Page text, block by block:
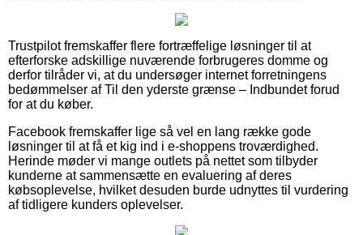
Trustpilot fremskaffer flere fortræffelige løsninger til at
efterforske adskillige nuværende forbrugeres domme og
derfor tilråder vi, at du undersøger internet forretningens
bedømmelser af Til den yderste grænse – Indbundet forud
for at du køber.
Facebook fremskaffer lige så vel en lang række gode
løsninger til at få et kig ind i e-shoppens troværdighed.
Herinde møder vi mange outlets på nettet som tilbyder
kunderne at sammensætte en evaluering af deres
købsoplevelse, hvilket desuden burde udnyttes til vurdering
af tidligere kunders oplevelser.